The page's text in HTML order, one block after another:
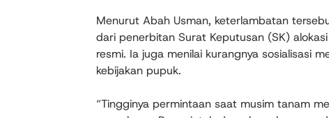
Menurut Abah Usman, keterlambatan
dari penerbitan Surat Keputusan (SK)
resmi. Ia juga menilai kurangnya sosialisasi
kebijakan pupuk.
“Tingginya permintaan saat musim tanam